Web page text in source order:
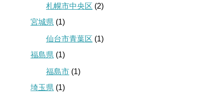
札幌市中央区 (2)
宮城県 (1)
仙台市青葉区 (1)
福島県 (1)
福島市 (1)
埼玉県 (1)